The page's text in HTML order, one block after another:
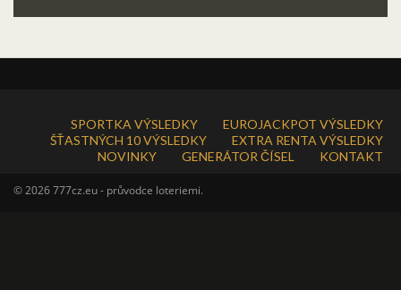
SPORTKA VÝSLEDKY
EUROJACKPOT VÝSLEDKY
ŠŤASTNÝCH 10 VÝSLEDKY
EXTRA RENTA VÝSLEDKY
NOVINKY
GENERÁTOR ČÍSEL KONTAKT
© 2026 777cz.eu - průvodce loteriemi.